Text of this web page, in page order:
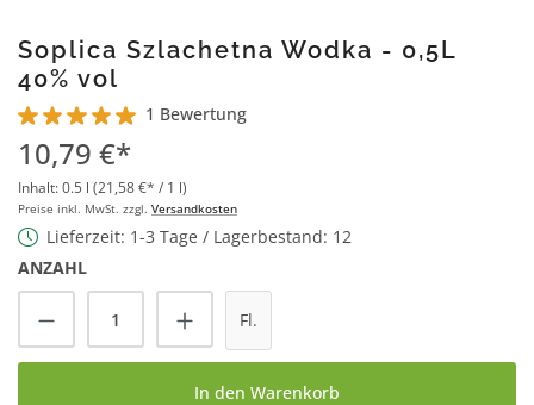
Soplica Szlachetna Wodka - 0,5L
40% vol
Durchschnittliche Bewertung von 5 von 5 Sternen
1 Bewertung
10,79 €*
Inhalt:0.5 l (21,58 €* / 1 l)
Preise inkl. MwSt. zzgl. Versandkosten
Lieferzeit: 1-3 Tage / Lagerbestand: 12
ANZAHL
Produkt Anzahl: Gib den gewünschten
Fl.
In den Warenkorb